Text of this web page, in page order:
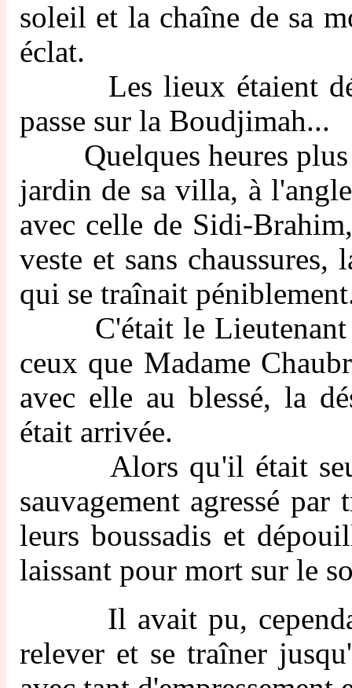
soleil et la chaîne de sa
éclat.
Les lieux étaient
passe sur la Boudjimah...
Quelques heures plus
jardin de sa villa, à
avec celle de Sidi-
veste et sans chaussures,
qui se traînait
C'était le Lieutenant
ceux que Madame
avec elle au blessé, la
était arrivée.
Alors qu'il était seul,
sauvagement agressé
leurs boussadis et
laissant pour mort sur le
Il avait pu,
relever et se traîner